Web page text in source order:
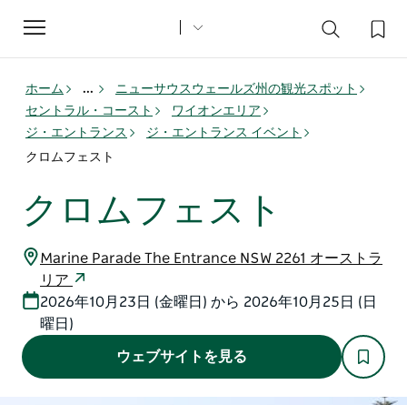
Toggle
navigation
ホーム ...
ニューサウスウェールズ州の観光スポット
セントラル・コースト
ワイオンエリア
ジ・エントランス
ジ・エントランス イベント
クロムフェスト
クロムフェスト
Marine Parade The Entrance NSW 2261 オーストラ
リア
2026年10月23日 (金曜日) から 2026年10月25日 (日
曜日)
ウェブサイトを見る